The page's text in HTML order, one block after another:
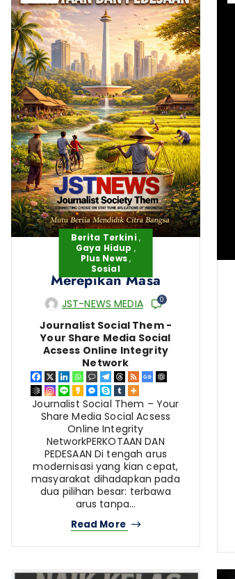
Berita Terkini ,
Gaya Hidup ,
Plus News,
Sosial
Asa Modern
Merepikan Masa
JST-NEWS MEDIA 0
Journalist Social Them -
Your Share Media Social
Acsess Online Integrity
Network
Journalist Social Them – Your
Share Media Social Acsess
Online Integrity
NetworkPERKOTAAN DAN
PEDESAAN Di tengah arus
modernisasi yang kian cepat,
masyarakat dihadapkan pada
dua pilihan besar: terbawa
arus tanpa…
Read More